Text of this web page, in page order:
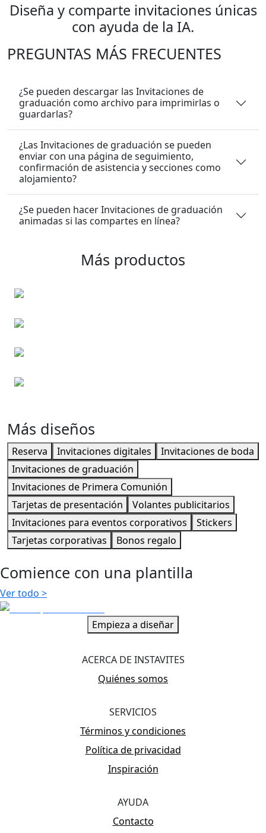
Diseña y comparte invitaciones únicas
con ayuda de la IA.
PREGUNTAS MÁS FRECUENTES
¿Se pueden descargar las Invitaciones de
graduación como archivo para imprimirlas o
guardarlas?
¿Las Invitaciones de graduación se pueden
enviar con una página de seguimiento,
confirmación de asistencia y secciones como
alojamiento?
¿Se pueden hacer Invitaciones de graduación
animadas si las compartes en línea?
Más productos
Más diseños
Reserva Invitaciones digitales
Invitaciones de boda
Invitaciones de graduación
Invitaciones de Primera Comunión
Tarjetas de presentación
Volantes publicitarios
Invitaciones para eventos corporativos
Stickers
Tarjetas corporativas
Bonos regalo
Comience con una plantilla
Ver todo >
Empieza a diseñar
ACERCA DE INSTAVITES
Quiénes somos
SERVICIOS
Términos y condiciones
Política de privacidad
Inspiración
AYUDA
Contacto